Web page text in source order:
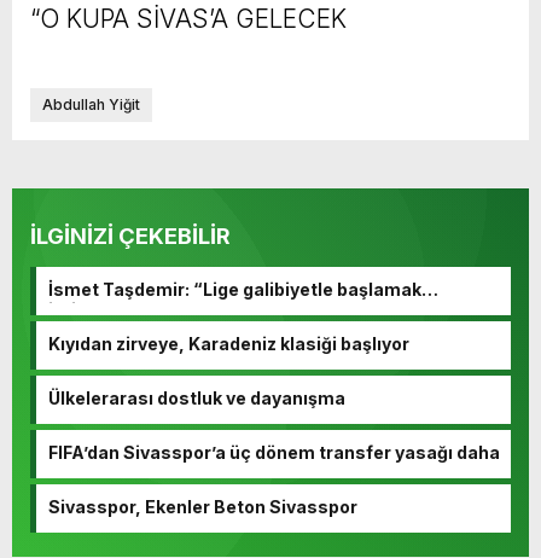
“O KUPA SİVAS’A GELECEK
Abdullah Yiğit
İLGİNİZİ ÇEKEBİLİR
İsmet Taşdemir: “Lige galibiyetle başlamak
istiyoruz”
Kıyıdan zirveye, Karadeniz klasiği başlıyor
Ülkelerarası dostluk ve dayanışma
FIFA’dan Sivasspor’a üç dönem transfer yasağı daha
Sivasspor, Ekenler Beton Sivasspor